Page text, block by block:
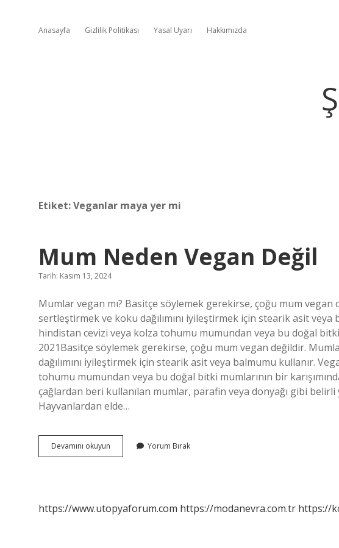
Anasayfa Gizlilik Politikası Yasal Uyarı Hakkımızda
Etiket:Veganlar maya yer mi
Mum Neden Vegan Değil
Tarih: Kasım 13, 2024
Mumlar vegan mı? Basitçe söylemek gerekirse, çoğu mum
sertleştirmek ve koku dağılımını iyileştirmek için stearik asit
hindistan cevizi veya kolza tohumu mumundan veya bu doğal bitki
2021Basitçe söylemek gerekirse, çoğu mum vegan değildir.
dağılımını iyileştirmek için stearik asit veya balmumu kullanır.
tohumu mumundan veya bu doğal bitki mumlarının bir
çağlardan beri kullanılan mumlar, parafin veya donyağı gibi belirli
Hayvanlardan elde…
Devamını okuyun
Neden
Yorum Bırak
https://www.utopyaforum.com https://modanevra.com.tr https://